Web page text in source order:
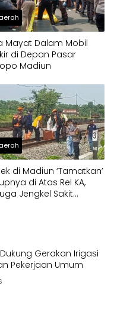
Mayat Dalam Mobil
di Depan Pasar
Madiun
di Madiun ‘Tamatkan’
di Atas Rel KA,
Jengkel Sakit
Gerakan Irigasi
Pekerjaan Umum